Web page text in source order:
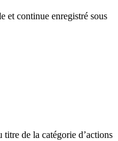
et continue enregistré sous
titre de la catégorie d’actions